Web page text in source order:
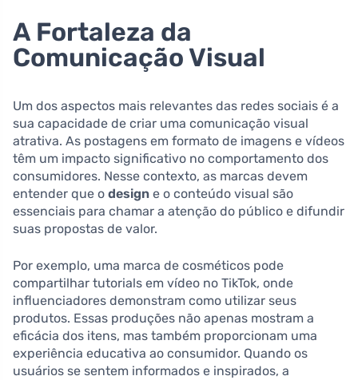
A Fortaleza da
Comunicação Visual
Um dos aspectos mais relevantes das redes sociais é a
sua capacidade de criar uma comunicação visual
atrativa. As postagens em formato de imagens e vídeos
têm um impacto significativo no comportamento dos
consumidores. Nesse contexto, as marcas devem
entender que o design e o conteúdo visual são
essenciais para chamar a atenção do público e difundir
suas propostas de valor.
Por exemplo, uma marca de cosméticos pode
compartilhar tutorials em vídeo no TikTok, onde
influenciadores demonstram como utilizar seus
produtos. Essas produções não apenas mostram a
eficácia dos itens, mas também proporcionam uma
experiência educativa ao consumidor. Quando os
usuários se sentem informados e inspirados, a